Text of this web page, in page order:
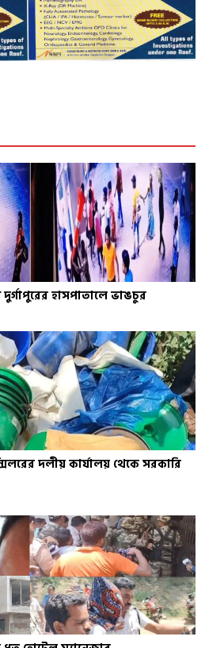
হাসপাতালে ভাঙচুর
দলীয় কার্যালয় থেকে সরকারি